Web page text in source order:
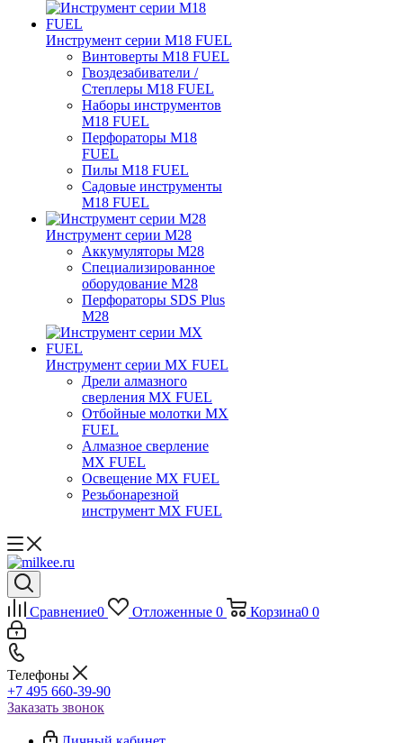
Инструмент серии M18 FUEL
Винтоверты M18 FUEL
Гвоздезабиватели /
Степлеры M18 FUEL
Наборы инструментов
M18 FUEL
Перфораторы M18
FUEL
Пилы M18 FUEL
Садовые инструменты
M18 FUEL
Инструмент серии M28
Аккумуляторы M28
Специализированное
оборудование M28
Перфораторы SDS Plus
M28
Инструмент серии MX FUEL
Дрели алмазного
сверления MX FUEL
Отбойные молотки MX
FUEL
Алмазное сверление
MX FUEL
Освещение MX FUEL
Резьбонарезной
инструмент MX FUEL
Сравнение0 Отложенные 0 Корзина0 0
Телефоны
+7 495 660-39-90
Заказать звонок